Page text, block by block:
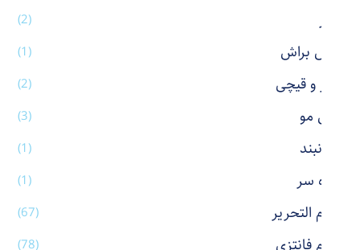
عطر (2)
فیس براش (1)
کاتر و قیچی (2)
کش مو (3)
گردنبند (1)
گیره سر (1)
لوازم التحریر (67)
لوازم فانتزی (78)